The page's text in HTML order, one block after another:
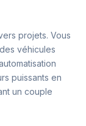
projets. Vous
véhicules
puissants en
un couple